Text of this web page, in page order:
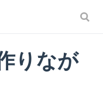
りなが